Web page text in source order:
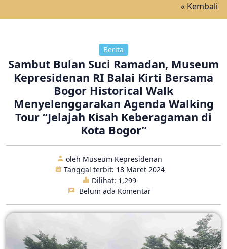
« Kembali
Berita
Sambut Bulan Suci Ramadan, Museum
Kepresidenan RI Balai Kirti Bersama
Bogor Historical Walk
Menyelenggarakan Agenda Walking
Tour “Jelajah Kisah Keberagaman di
Kota Bogor”
oleh Museum Kepresidenan
Tanggal terbit: 18 Maret 2024
Dilihat: 1,299
Belum ada Komentar